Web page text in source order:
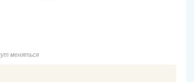
сильная)
меняться